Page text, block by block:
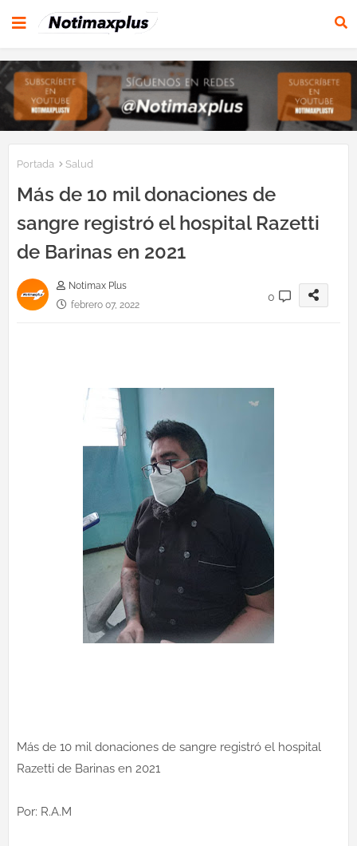
Portada Salud
Más de 10 mil donaciones de
sangre registró el hospital Razetti
de Barinas en 2021
Notimax Plus
febrero 07, 2022
0
Más de 10 mil donaciones de sangre registró el hospital
Razetti de Barinas en 2021
Por: R.A.M